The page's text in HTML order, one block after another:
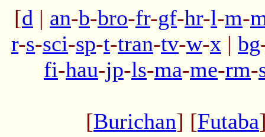
[d | an-b-bro-fr-gf-hr-l-m-
r-s-sci-sp-t-tran-tv-w-x | bg
fi-hau-jp-ls-ma-me-rm-
[Burichan] [Futaba